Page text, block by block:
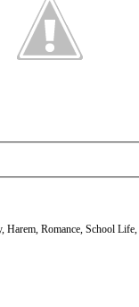
Harem, Romance, School Life,